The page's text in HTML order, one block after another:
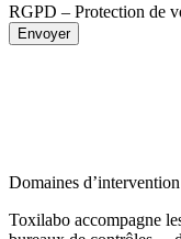
RGPD – Protection de
Envoyer
Domaines
Toxilabo accompagne